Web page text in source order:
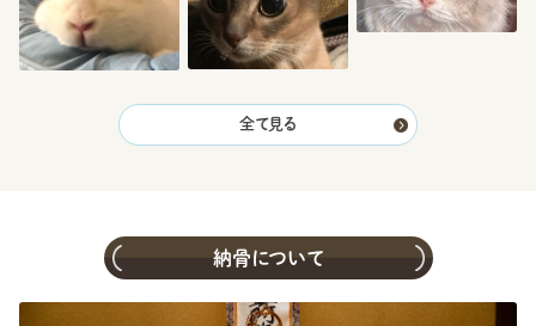
全て見る
納骨について